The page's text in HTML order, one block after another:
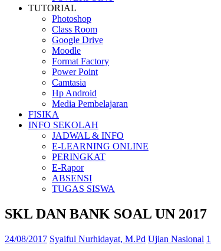
TUTORIAL
Photoshop
Class Room
Google Drive
Moodle
Format Factory
Power Point
Camtasia
Hp Android
Media Pembelajaran
FISIKA
INFO SEKOLAH
JADWAL & INFO
E-LEARNING ONLINE
PERINGKAT
E-Rapor
ABSENSI
TUGAS SISWA
SKL DAN BANK SOAL UN 2017
24/08/2017 Syaiful Nurhidayat, M.Pd Ujian Nasional 1